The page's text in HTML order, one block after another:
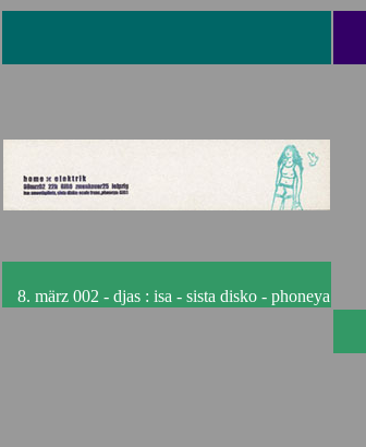
8. märz 002 - djas : isa - sista disko - phoneya